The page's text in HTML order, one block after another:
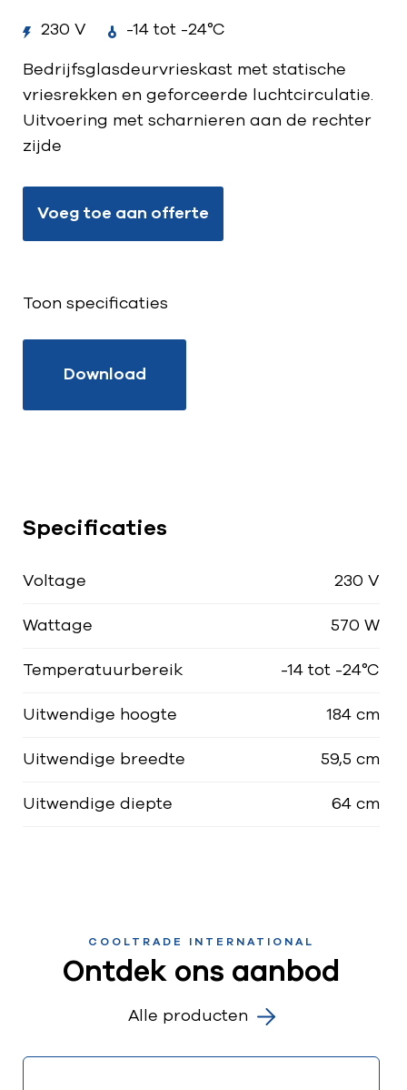
230 V -14 tot -24°C
Bedrijfsglasdeurvrieskast met statische
vriesrekken en geforceerde luchtcirculatie.
Uitvoering met scharnieren aan de rechter
zijde
Voeg toe aan offerte
Toon specificaties
Download
Specificaties
Voltage 230 V
Wattage 570 W
Temperatuurbereik -14 tot -24°C
Uitwendige hoogte 184 cm
Uitwendige breedte 59,5 cm
Uitwendige diepte 64 cm
COOLTRADE INTERNATIONAL
Ontdek ons aanbod
Alle producten